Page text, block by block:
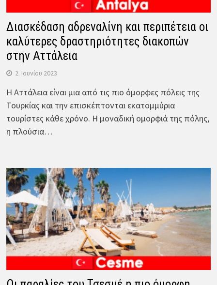
Διασκέδαση αδρεναλίνη και περιπέτεια οι
καλύτερες δραστηριότητες διακοπών
στην Αττάλεια
2. Ιουνίου 2023
Η Αττάλεια είναι μια από τις πιο όμορφες πόλεις της
Τουρκίας και την επισκέπτονται εκατομμύρια
τουρίστες κάθε χρόνο. Η μοναδική ομορφιά της πόλης,
η πλούσια…